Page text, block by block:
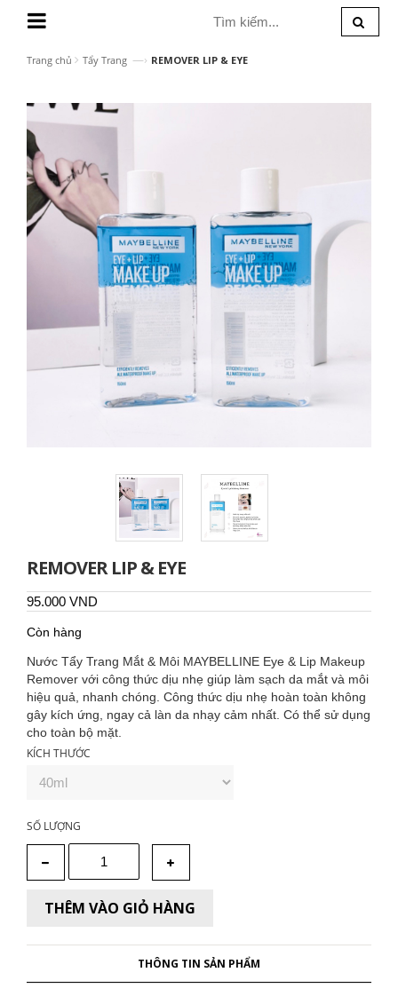
Trang chủ Tẩy Trang —› REMOVER LIP & EYE
REMOVER LIP & EYE
95.000 VND
Còn hàng
Nước Tẩy Trang Mắt & Môi MAYBELLINE Eye & Lip Makeup
Remover với công thức dịu nhẹ giúp làm sạch da mắt và môi
hiệu quả, nhanh chóng. Công thức dịu nhẹ hoàn toàn không
gây kích ứng, ngay cả làn da nhạy cảm nhất. Có thể sử dụng
cho toàn bộ mặt.
KÍCH THƯỚC
SỐ LƯỢNG
THÊM VÀO GIỎ HÀNG
THÔNG TIN SẢN PHẨM